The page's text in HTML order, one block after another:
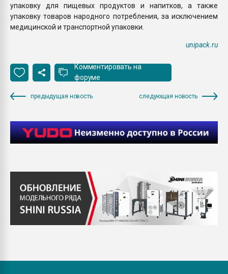
упаковку для пищевых продуктов и напитков, а также
упаковку товаров народного потребления, за исключением
медицинской и транспортной упаковки.
unipack.ru
Комментировать на
форуме
предыдущая новость следующая новость